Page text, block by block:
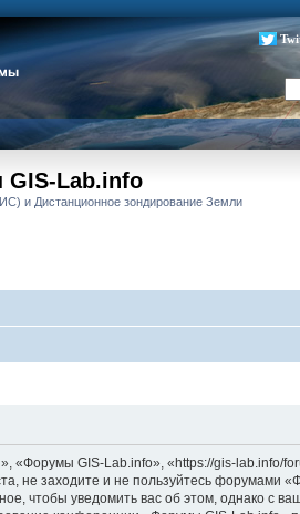
Lab.info
и Дистанционное зондирование Земли
GIS-Lab.info», «https://gis-lab.info/
не заходите и не пользуйтесь форумами
чтобы уведомить вас об этом, однако с